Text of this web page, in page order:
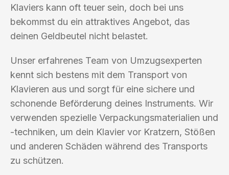
Klaviers kann oft teuer sein, doch bei uns
bekommst du ein attraktives Angebot, das
deinen Geldbeutel nicht belastet.
Unser erfahrenes Team von Umzugsexperten
kennt sich bestens mit dem Transport von
Klavieren aus und sorgt für eine sichere und
schonende Beförderung deines Instruments. Wir
verwenden spezielle Verpackungsmaterialien und
-techniken, um dein Klavier vor Kratzern, Stößen
und anderen Schäden während des Transports
zu schützen.